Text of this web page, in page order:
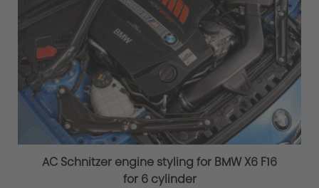
AC Schnitzer engine styling for BMW X6 F16
for 6 cylinder